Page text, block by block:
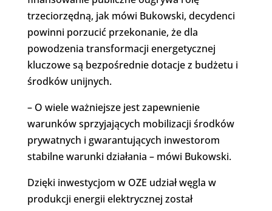
trzeciorzędną, jak mówi Bukowski, decydenci
powinni porzucić przekonanie, że dla
powodzenia transformacji energetycznej
kluczowe są bezpośrednie dotacje z budżetu i
środków unijnych.
– O wiele ważniejsze jest zapewnienie
warunków sprzyjających mobilizacji środków
prywatnych i gwarantujących inwestorom
stabilne warunki działania – mówi Bukowski.
Dzięki inwestycjom w OZE udział węgla w
produkcji energii elektrycznej został